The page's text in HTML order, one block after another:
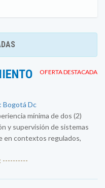
OFERTA DESTACADA
Bogotá Dc
mínima de dos (2)
y supervisión de sistemas
en contextos regulados,
----------